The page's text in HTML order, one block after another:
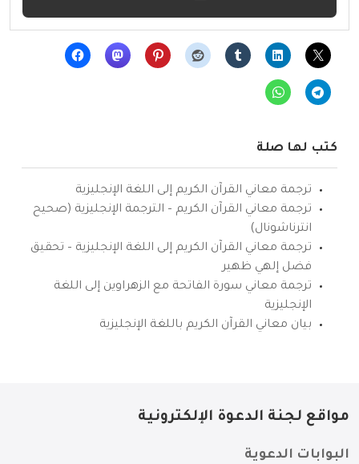
كتب لها صلة
ترجمة معاني القرآن الكريم إلى اللغة الإنجليزية
ترجمة معاني القرآن الكريم – الترجمة الإنجليزية (صحيح
انترناشونال)
ترجمة معاني القرآن الكريم إلى اللغة الإنجليزية – تحقيق
فضل إلهي ظهير
ترجمة معاني سورة الفاتحة مع الزهراوين إلى اللغة
الإنجليزية
بيان معاني القرآن الكريم باللغة الإنجليزية
مواقع لجنة الدعوة الإلكترونية
البوابات الدعوية